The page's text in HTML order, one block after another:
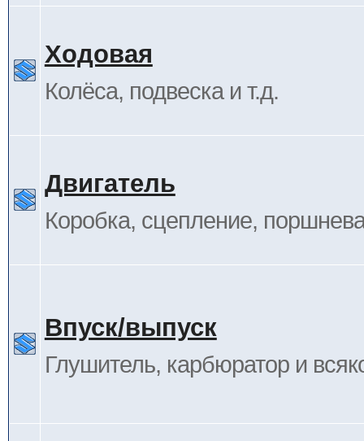
Ходовая
Колёса, подвеска и т.д.
Двигатель
Коробка, сцепление,
Впуск/выпуск
Глушитель, карбюратор и